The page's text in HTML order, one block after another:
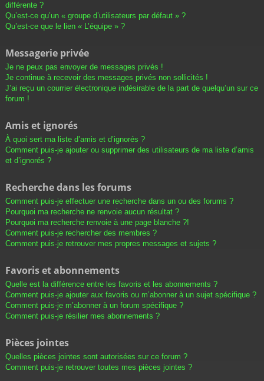
différente ?
Qu’est-ce qu’un « groupe d’utilisateurs par défaut » ?
Qu’est-ce que le lien « L’équipe » ?
Messagerie privée
Je ne peux pas envoyer de messages privés !
Je continue à recevoir des messages privés non sollicités !
J’ai reçu un courrier électronique indésirable de la part de quelqu’un sur ce
forum !
Amis et ignorés
À quoi sert ma liste d’amis et d’ignorés ?
Comment puis-je ajouter ou supprimer des utilisateurs de ma liste d’amis
et d’ignorés ?
Recherche dans les forums
Comment puis-je effectuer une recherche dans un ou des forums ?
Pourquoi ma recherche ne renvoie aucun résultat ?
Pourquoi ma recherche renvoie à une page blanche ?!
Comment puis-je rechercher des membres ?
Comment puis-je retrouver mes propres messages et sujets ?
Favoris et abonnements
Quelle est la différence entre les favoris et les abonnements ?
Comment puis-je ajouter aux favoris ou m’abonner à un sujet spécifique ?
Comment puis-je m’abonner à un forum spécifique ?
Comment puis-je résilier mes abonnements ?
Pièces jointes
Quelles pièces jointes sont autorisées sur ce forum ?
Comment puis-je retrouver toutes mes pièces jointes ?